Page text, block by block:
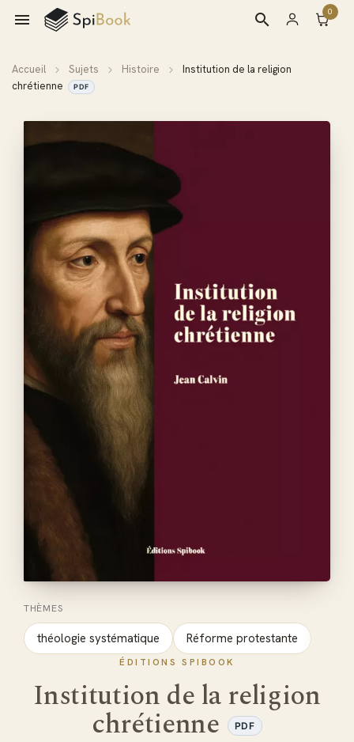
 0
search
Accueil Sujets Histoire
Institution de la religion
chrétienne
PDF
THÈMES
théologie systématique Réforme protestante
ÉDITIONS SPIBOOK
Institution de la religion
chrétienne PDF